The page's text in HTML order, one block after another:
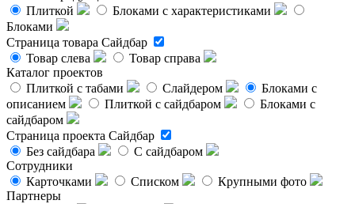
Плиткой
Блоками с характеристиками
Блоками
Страница товара Сайдбар
Товар слева
Товар справа
Каталог проектов
Плиткой с табами
Слайдером
Блоками с
описанием
Плиткой с сайдбаром
Блоками с
сайдбаром
Страница проекта Сайдбар
Без сайдбара
С сайдбаром
Сотрудники
Карточками
Списком
Крупными фото
Партнеры